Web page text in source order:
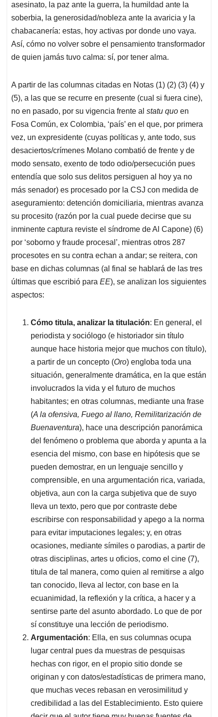
asesinato, la paz ante la guerra, la humildad ante la
soberbia, la generosidad/nobleza ante la avaricia y la
chabacanería: estas, hoy activas por donde uno vaya.
Así, cómo no volver sobre el pensamiento transformador
de quien jamás tuvo calma: sí, por tener alma.
A partir de las columnas citadas en Notas (1) (2) (3) (4) y
(5), a las que se recurre en presente (cual si fuera cine),
no en pasado, por su vigencia frente al statu quo en
Fosa Común, ex Colombia, ‘país’ en el que, por primera
vez, un expresidente (cuyas políticas y, ante todo, sus
desaciertos/crímenes Molano combatió de frente y de
modo sensato, exento de todo odio/persecución pues
entendía que solo sus delitos persiguen al hoy ya no
más senador) es procesado por la CSJ con medida de
aseguramiento: detención domiciliaria, mientras avanza
su procesito (razón por la cual puede decirse que su
inminente captura reviste el síndrome de Al Capone) (6)
por ‘soborno y fraude procesal’, mientras otros 287
procesotes en su contra echan a andar; se reitera, con
base en dichas columnas (al final se hablará de las tres
últimas que escribió para EE), se analizan los siguientes
aspectos:
Cómo titula, analizar la titulación: En general, el
periodista y sociólogo (e historiador sin título
aunque hace historia mejor que muchos con título),
a partir de un concepto (Oro) engloba toda una
situación, generalmente dramática, en la que están
involucrados la vida y el futuro de muchos
habitantes; en otras columnas, mediante una frase
(A la ofensiva, Fuego al llano, Remilitarización de
Buenaventura), hace una descripción panorámica
del fenómeno o problema que aborda y apunta a la
esencia del mismo, con base en hipótesis que se
pueden demostrar, en un lenguaje sencillo y
comprensible, en una argumentación rica, variada,
objetiva, aun con la carga subjetiva que de suyo
lleva un texto, pero que por contraste debe
escribirse con responsabilidad y apego a la norma
para evitar imputaciones legales; y, en otras
ocasiones, mediante símiles o parodias, a partir de
otras disciplinas, artes u oficios, como el cine (7),
titula de tal manera, como quien al remitirse a algo
tan conocido, lleva al lector, con base en la
ecuanimidad, la reflexión y la crítica, a hacer y a
sentirse parte del asunto abordado. Lo que de por
sí constituye una lección de periodismo.
Argumentación: Ella, en sus columnas ocupa
lugar central pues da muestras de pesquisas
hechas con rigor, en el propio sitio donde se
originan y con datos/estadísticas de primera mano,
que muchas veces rebasan en verosimilitud y
credibilidad a las del Establecimiento. Esto quiere